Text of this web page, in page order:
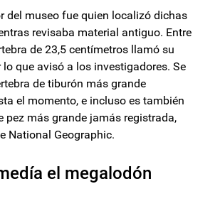
del museo fue quien localizó dichas
revisaba material antiguo. Entre
de 23,5 centímetros llamó su
lo que avisó a los investigadores. Se
de tiburón más grande
el momento, e incluso es también
pez más grande jamás registrada,
National Geographic.
el megalodón